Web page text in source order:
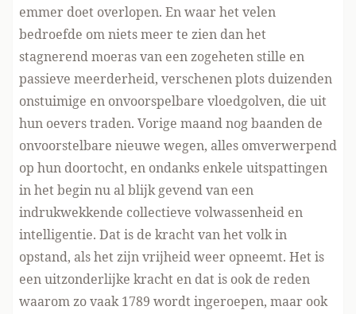
emmer doet overlopen. En waar het velen
bedroefde om niets meer te zien dan het
stagnerend moeras van een zogeheten stille en
passieve meerderheid, verschenen plots duizenden
onstuimige en onvoorspelbare vloedgolven, die uit
hun oevers traden. Vorige maand nog baanden de
onvoorstelbare nieuwe wegen, alles omverwerpend
op hun doortocht, en ondanks enkele uitspattingen
in het begin nu al blijk gevend van een
indrukwekkende collectieve volwassenheid en
intelligentie. Dat is de kracht van het volk in
opstand, als het zijn vrijheid weer opneemt. Het is
een uitzonderlijke kracht en dat is ook de reden
waarom zo vaak 1789 wordt ingeroepen, maar ook